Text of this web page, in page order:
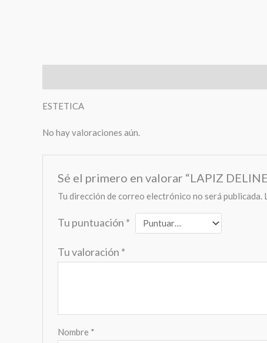
ESTETICA
No hay valoraciones aún.
Sé el primero en valorar “LAPIZ
Tu dirección de correo electrónico no será publicada.
Tu puntuación *
Tu valoración *
Nombre *